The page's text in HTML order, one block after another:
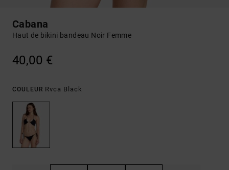
Cabana
Haut de bikini bandeau Noir Femme
40,00 €
COULEUR Rvca Black